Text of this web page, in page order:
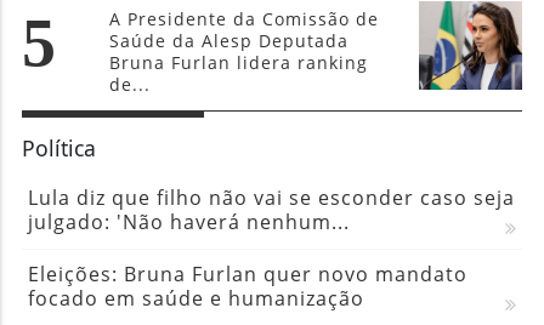
5
A Presidente da Comissão de
Saúde da Alesp Deputada
Bruna Furlan lidera ranking
de...
Política
Lula diz que filho não vai se esconder caso seja
julgado: 'Não haverá nenhum...
Eleições: Bruna Furlan quer novo mandato
focado em saúde e humanização